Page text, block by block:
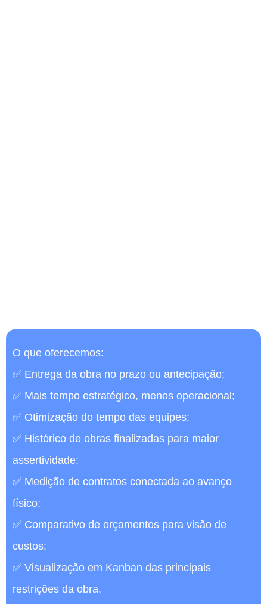
O que oferecemos:
✅ Entrega da obra no prazo ou antecipação;
✅ Mais tempo estratégico, menos operacional;
✅ Otimização do tempo das equipes;
✅ Histórico de obras finalizadas para maior
assertividade;
✅ Medição de contratos conectada ao avanço
físico;
✅ Comparativo de orçamentos para visão de
custos;
✅ Visualização em Kanban das principais
restrições da obra.